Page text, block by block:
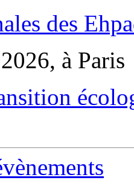
des
à Paris